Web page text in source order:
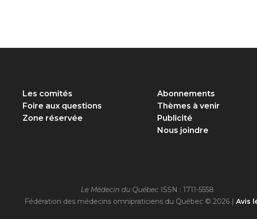
Les comités
Foire aux questions
Zone réservée
Abonnements
Thèmes à venir
Publicité
Nous joindre
Le Médecin du Québec ISSN : 1711-5558
Fédération des médecins omnipraticiens du Québec © 2026 | Avis